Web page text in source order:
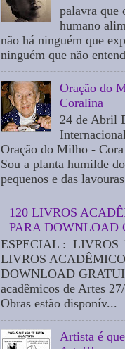
palavra que
humano
não há ninguém que
ninguém que não
Oração do
Coralina
24 de Abril
Oração do Milho -
Sou a planta humilde
pequenos e das
120 LIVROS
PARA DOWNLOAD
ESPECIAL : LIVROS
LIVROS
DOWNLOAD
acadêmicos de Artes
Obras estão disponív...
Artista é